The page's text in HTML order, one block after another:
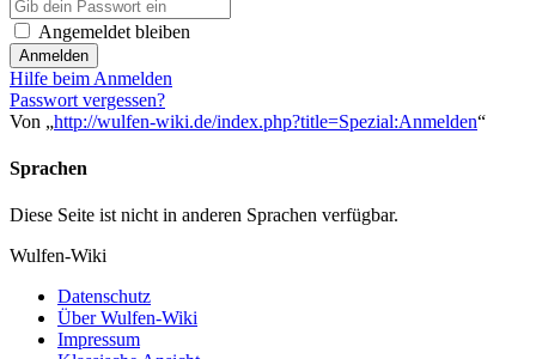
Angemeldet bleiben
Anmelden
Hilfe beim Anmelden
Passwort vergessen?
Von „http://wulfen-wiki.de/index.php?title=Spezial:Anmelden“
Sprachen
Diese Seite ist nicht in anderen Sprachen verfügbar.
Wulfen-Wiki
Datenschutz
Über Wulfen-Wiki
Impressum